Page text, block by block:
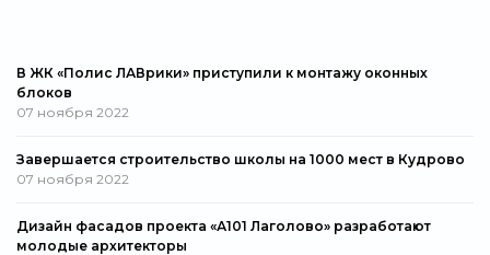
В ЖК «Полис ЛАВрики» приступили к монтажу оконных
блоков
07 ноября 2022
Завершается строительство школы на 1000 мест в Кудрово
07 ноября 2022
Дизайн фасадов проекта «А101 Лаголово» разработают
молодые архитекторы